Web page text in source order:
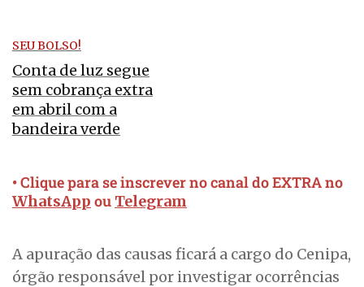
SEU BOLSO!
Conta de luz segue
sem cobrança extra
em abril com a
bandeira verde
• Clique para se inscrever no canal do EXTRA no
WhatsApp ou Telegram
A apuração das causas ficará a cargo do Cenipa,
órgão responsável por investigar ocorrências